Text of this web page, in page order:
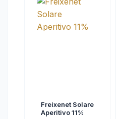
Freixenet Solare
Aperitivo 11%